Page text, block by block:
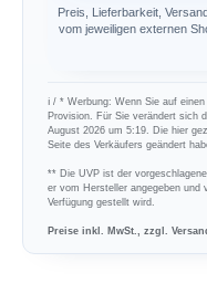
Preis, Lieferbarkeit,
vom jeweiligen externen
ℹ︎ / * Werbung: Wenn Sie auf
Provision. Für Sie verändert sich
August 2026 um 5:19. Die hier
Seite des Verkäufers geändert
** Die UVP ist der
er vom Hersteller angegeben und
Verfügung gestellt wird.
Preise inkl. MwSt., zzgl.